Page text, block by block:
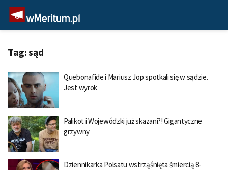
Tag:sąd
Quebonafide i Mariusz Jop spotkali się w sądzie.
Jest wyrok
Palikot i Wojewódzki już skazani?! Gigantyczne
grzywny
Dziennikarka Polsatu wstrząśnięta śmiercią 8-